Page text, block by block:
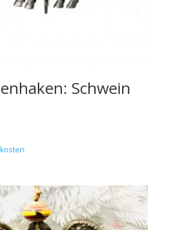
Schwein